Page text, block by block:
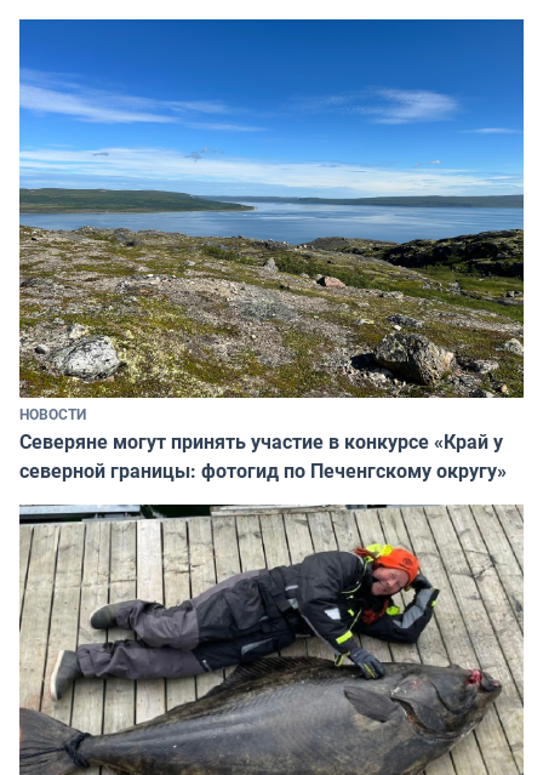
НОВОСТИ
Северяне могут принять участие в конкурсе «Край у
северной границы: фотогид по Печенгскому округу»